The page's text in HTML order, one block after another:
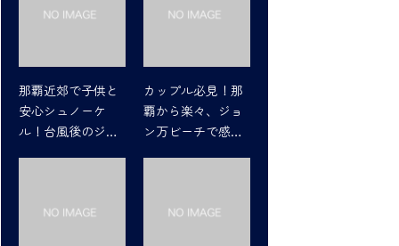
那覇近郊で子供と
安心シュノーケ
ル！台風後のジョ
カップル必見！那
覇から楽々、ジョ
ン万ビーチで感動